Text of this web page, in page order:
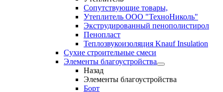
Сопутствующие товары,
Утеплитель ООО "ТехноНиколь"
Экструдированный пенополистирол
Пенопласт
Теплозвукоизоляция Knauf Insulation
Сухие строительные смеси
Элементы благоустройства
Назад
Элементы благоустройства
Борт